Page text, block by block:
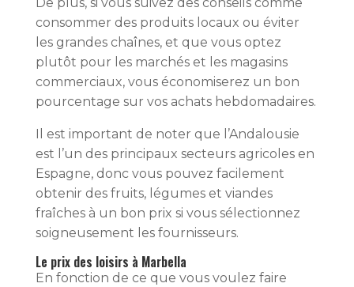
consommer des produits locaux ou éviter
les grandes chaînes, et que vous optez
plutôt pour les marchés et les magasins
commerciaux, vous économiserez un bon
pourcentage sur vos achats hebdomadaires.
Il est important de noter que l’Andalousie
est l’un des principaux secteurs agricoles en
Espagne, donc vous pouvez facilement
obtenir des fruits, légumes et viandes
fraîches à un bon prix si vous sélectionnez
soigneusement les fournisseurs.
Le prix des loisirs à Marbella
En fonction de ce que vous voulez faire